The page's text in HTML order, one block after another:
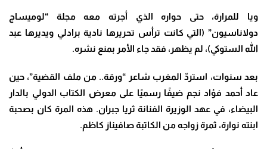
ويا للمرارة، حتى حواره الذي أجرته معه مجلة “لوميساج
دولاناسيون” (التي كانت ترأس تحريرها نادية برادلي ويديرها عبد
الله الستوكي)، لم يظهر، فقد جاء الأمر بمنع نشره.
بعد سنوات، استردّ المغرب شاعر “ورقة.. من ملف القضية”، حين
عاد أحمد فؤاد نجم ضيفًا رسميًا على معرض الكتاب الدولي بالدار
البيضاء، في عهد الوزيرة الفنانة ثريا جبران. هذه المرة كان بصحبة
ابنته نوارة، ثمرة زواجه من الكاتبة صافيناز كاظم.